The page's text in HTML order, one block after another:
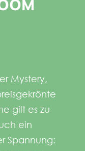
Mystery,
gilt es zu
ein
Spannung: